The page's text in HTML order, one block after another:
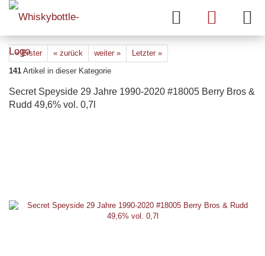
« Erster « zurück weiter »
Letzter »
141 Artikel in dieser Kategorie
Secret Speyside 29 Jahre 1990-2020 #18005 Berry Bros &
Rudd 49,6% vol. 0,7l